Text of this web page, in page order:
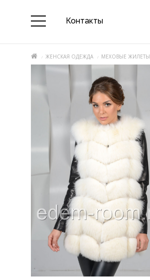
Контакты
ЖЕНСКАЯ ОДЕЖДА МЕХОВЫЕ ЖИЛЕТЫ